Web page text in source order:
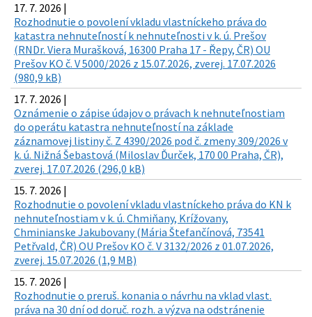
17. 7. 2026 |
Rozhodnutie o povolení vkladu vlastníckeho práva do
katastra nehnuteľností k nehnuteľnosti v k. ú. Prešov
(RNDr. Viera Murašková, 16300 Praha 17 - Řepy, ČR) OU
Prešov KO č. V 5000/2026 z 15.07.2026, zverej. 17.07.2026
(980,9 kB)
17. 7. 2026 |
Oznámenie o zápise údajov o právach k nehnuteľnostiam
do operátu katastra nehnuteľností na základe
záznamovej listiny č. Z 4390/2026 pod č. zmeny 309/2026 v
k. ú. Nižná Šebastová (Miloslav Ďurček, 170 00 Praha, ČR),
zverej. 17.07.2026 (296,0 kB)
15. 7. 2026 |
Rozhodnutie o povolení vkladu vlastníckeho práva do KN k
nehnuteľnostiam v k. ú. Chmiňany, Krížovany,
Chminianske Jakubovany (Mária Štefančínová, 73541
Petřvald, ČR) OU Prešov KO č. V 3132/2026 z 01.07.2026,
zverej. 15.07.2026 (1,9 MB)
15. 7. 2026 |
Rozhodnutie o preruš. konania o návrhu na vklad vlast.
práva na 30 dní od doruč. rozh. a výzva na odstránenie